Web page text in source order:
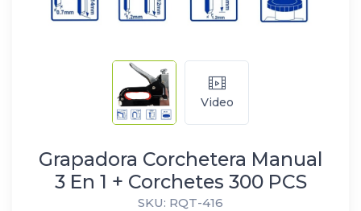
Video
Grapadora Corchetera Manual
3 En 1 + Corchetes 300 PCS
SKU: RQT-416